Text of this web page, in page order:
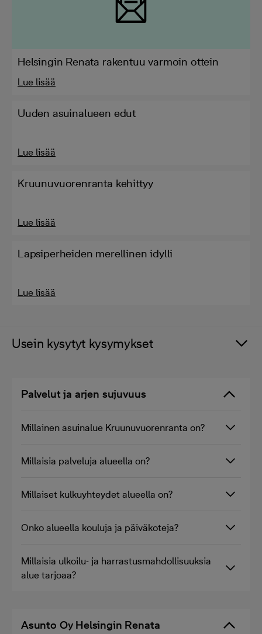
Helsingin Renata rakentuu varmoin ottein
Lue lisää
Uuden asuinalueen edut
Lue lisää
Kruunuvuorenranta kehittyy
Lue lisää
Lapsiperheiden merellinen idylli
Lue lisää
Usein kysytyt kysymykset
Palvelut ja arjen sujuvuus
Millainen asuinalue Kruunuvuorenranta on?
Millaisia palveluja alueella on?
Millaiset kulkuyhteydet alueella on?
Onko alueella kouluja ja päiväkoteja?
Millaisia ulkoilu- ja harrastusmahdollisuuksia
alue tarjoaa?
Asunto Oy Helsingin Renata